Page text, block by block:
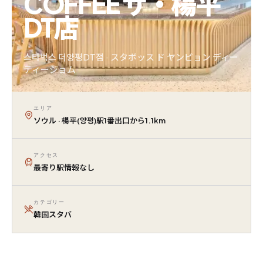
DT店
스타벅스 더양평DT점 · スタボッス ド ヤンピョン ディー
ティージョム
エリア
ソウル · 楊平(양평)駅1番出口から1.1km
アクセス
最寄り駅情報なし
カテゴリー
韓国スタバ